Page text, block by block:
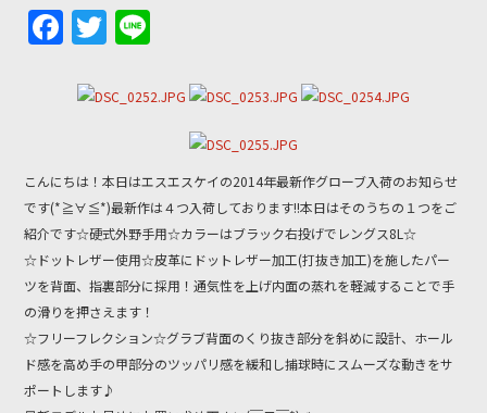
F
a
c
b
o
o
k
T
w
itt e
こんにちは！本日はエスエスケイの2014年最新作グローブ入荷のお知らせ
です(*≧∀≦*)最新作は４つ入荷しております!!本日はそのうちの１つをご
紹介です☆硬式外野手用☆カラーはブラック右投げでレングス8L☆
☆ドットレザー使用☆皮革にドットレザー加工(打抜き加工)を施したパー
ツを背面、指裏部分に採用！通気性を上げ内面の蒸れを軽減することで手
の滑りを押さえます！
☆フリーフレクション☆グラブ背面のくり抜き部分を斜めに設計、ホール
ド感を高め手の甲部分のツッパリ感を緩和し捕球時にスムーズな動きをサ
ポートします♪